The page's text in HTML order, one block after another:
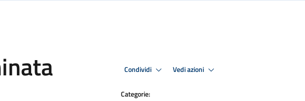
Condividi Vedi azioni
Categorie: